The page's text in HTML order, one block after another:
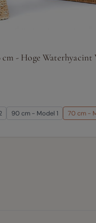
cm - Hoge
90 cm - Model 1 70 cm -